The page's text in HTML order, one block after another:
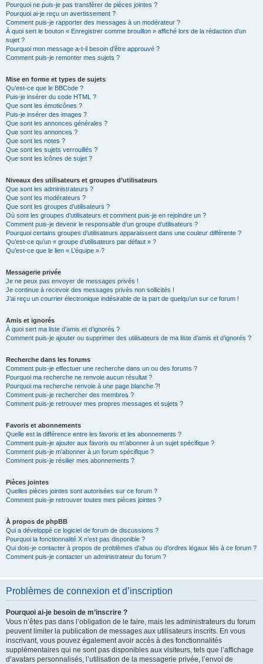
Pourquoi ne puis-je pas transférer de pièces jointes ?
Pourquoi ai-je reçu un avertissement ?
Comment puis-je rapporter des messages à un modérateur ?
À quoi sert le bouton « Enregistrer comme brouillon » affiché lors de la rédaction d’un
sujet ?
Pourquoi mon message a-t-il besoin d’être approuvé ?
Comment puis-je remonter mes sujets ?
Mise en forme et types de sujets
Qu’est-ce que le BBCode ?
Puis-je insérer du code HTML ?
Que sont les émoticônes ?
Puis-je insérer des images ?
Que sont les annonces générales ?
Que sont les annonces ?
Que sont les notes ?
Que sont les sujets verrouillés ?
Que sont les icônes de sujet ?
Niveaux des utilisateurs et groupes d’utilisateurs
Que sont les administrateurs ?
Que sont les modérateurs ?
Que sont les groupes d’utilisateurs ?
Où sont les groupes d’utilisateurs et comment puis-je en rejoindre un ?
Comment puis-je devenir le responsable d’un groupe d’utilisateurs ?
Pourquoi certains groupes d’utilisateurs apparaissent dans une couleur différente ?
Qu’est-ce qu’un « groupe d’utilisateurs par défaut » ?
Qu’est-ce que le lien « L’équipe » ?
Messagerie privée
Je ne peux pas envoyer de messages privés !
Je continue à recevoir des messages privés non sollicités !
J’ai reçu un courrier électronique indésirable de la part de quelqu’un sur ce forum !
Amis et ignorés
À quoi sert ma liste d’amis et d’ignorés ?
Comment puis-je ajouter ou supprimer des utilisateurs de ma liste d’amis et d’ignorés ?
Recherche dans les forums
Comment puis-je effectuer une recherche dans un ou des forums ?
Pourquoi ma recherche ne renvoie aucun résultat ?
Pourquoi ma recherche renvoie à une page blanche ?!
Comment puis-je rechercher des membres ?
Comment puis-je retrouver mes propres messages et sujets ?
Favoris et abonnements
Quelle est la différence entre les favoris et les abonnements ?
Comment puis-je ajouter aux favoris ou m’abonner à un sujet spécifique ?
Comment puis-je m’abonner à un forum spécifique ?
Comment puis-je résilier mes abonnements ?
Pièces jointes
Quelles pièces jointes sont autorisées sur ce forum ?
Comment puis-je retrouver toutes mes pièces jointes ?
À propos de phpBB
Qui a développé ce logiciel de forum de discussions ?
Pourquoi la fonctionnalité X n’est pas disponible ?
Qui dois-je contacter à propos de problèmes d’abus ou d’ordres légaux liés à ce forum ?
Comment puis-je contacter un administrateur du forum ?
Problèmes de connexion et d’inscription
Pourquoi ai-je besoin de m’inscrire ?
Vous n’êtes pas dans l’obligation de le faire, mais les administrateurs du forum
peuvent limiter la publication de messages aux utilisateurs inscrits. En vous
inscrivant, vous pouvez également avoir accès à des fonctionnalités
supplémentaires qui ne sont pas disponibles aux visiteurs, tels que l’affichage
d’avatars personnalisés, l’utilisation de la messagerie privée, l’envoi de